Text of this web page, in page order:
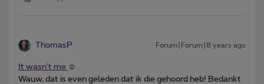
ThomasP Forum|Forum|8 years ago
It wasn't me ☺️
Wauw, dat is even geleden dat ik die gehoord heb! Bedankt